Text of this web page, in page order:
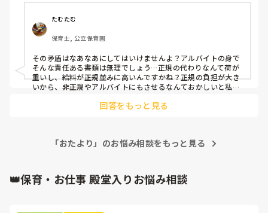
４才５歳クラス正社員１人でやってるのにおかしいなて感じ
てます、なんかメモ書きでいいから書いてくださいっていう
ならわかるけど、という…
今更着替えもわかってほしいからやってほしいとかいうし
結構矛盾しすぎがおおい。
たむたむ
保育士, 公立保育園
その矛盾はなあなあにしてはいけませんよ？アルバイトの身で
そんな責任ある書類は無理でしょう…正規の代わりなんて荷が
重いし、給料が正規並みに高いんですかね？正規の負担が大き
いから、非正規やアルバイトにもさせるなんておかしいと私も
負担をするのが当たり前では？何故、正規のために少ない給料
よ！正直、そちらの正規さん、甘いです…
回答をもっと見る
「おたより」のお悩み相談をもっと見る
👑保育・お仕事 殿堂入りお悩み相談